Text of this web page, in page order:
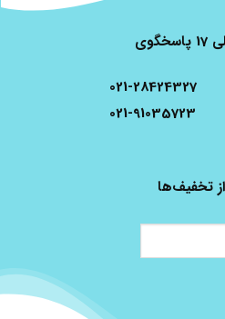
شنبه تا پنجشنبه، از ساعت 9 الی 17 پاسخگوی
021-28424327
021-91035723
تخفیف‌ها